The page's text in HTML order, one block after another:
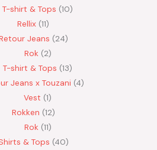
T-shirt & Tops 10
Rellix 11
Jeans 24
Rok 2
T-shirt & Tops 13
Jeans x Touzani 4
Vest 1
Rokken 12
Rok 11
& Tops 40